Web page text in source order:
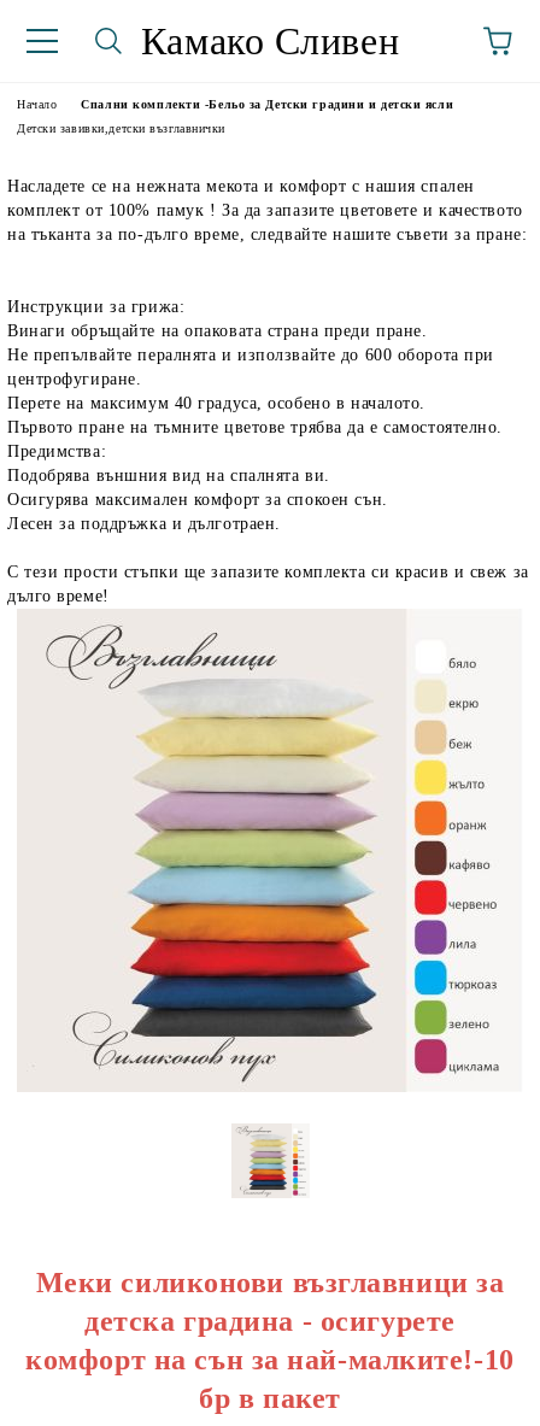
Камако Сливен
Начало
Спални комплекти -Бельо за Детски градини и детски ясли
Детски завивки,детски възглавнички
Насладете се на нежната мекота и комфорт с нашия спален
комплект от 100% памук ! За да запазите цветовете и качеството
на тъканта за по-дълго време, следвайте нашите съвети за пране:
Инструкции за грижа:
Винаги обръщайте на опаковата страна преди пране.
Не препълвайте пералнята и използвайте до 600 оборота при
центрофугиране.
Перете на максимум 40 градуса, особено в началото.
Първото пране на тъмните цветове трябва да е самостоятелно.
Предимства:
Подобрява външния вид на спалнята ви.
Осигурява максимален комфорт за спокоен сън.
Лесен за поддръжка и дълготраен.
С тези прости стъпки ще запазите комплекта си красив и свеж за
дълго време!
Меки силиконови възглавници за
детска градина - осигурете
комфорт на сън за най-малките!-10
бр в пакет